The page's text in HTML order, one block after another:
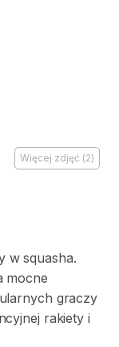
Więcej zdjęć (2)
w squasha.
mocne
graczy
rakiety i